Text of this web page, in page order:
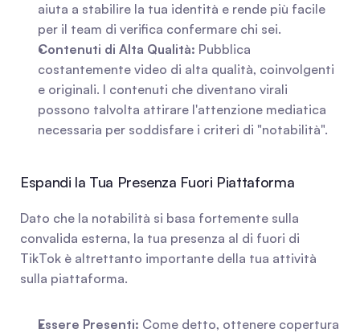
aiuta a stabilire la tua identità e rende più facile
per il team di verifica confermare chi sei.
Contenuti di Alta Qualità: Pubblica
costantemente video di alta qualità, coinvolgenti
e originali. I contenuti che diventano virali
possono talvolta attirare l'attenzione mediatica
necessaria per soddisfare i criteri di "notabilità".
Espandi la Tua Presenza Fuori Piattaforma
Dato che la notabilità si basa fortemente sulla
convalida esterna, la tua presenza al di fuori di
TikTok è altrettanto importante della tua attività
sulla piattaforma.
Essere Presenti: Come detto, ottenere copertura